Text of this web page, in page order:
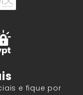
e fique por